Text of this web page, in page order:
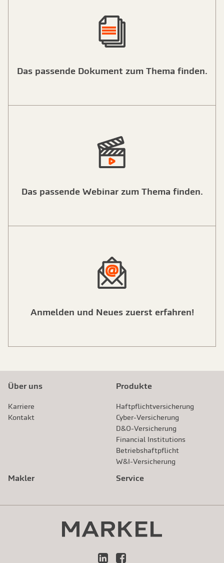
Das passende Dokument zum Thema finden.
Das passende Webinar zum Thema finden.
Anmelden und Neues zuerst erfahren!
Über uns
Karriere
Kontakt
Produkte
Haftpflichtversicherung
Cyber-Versicherung
D&O-Versicherung
Financial Institutions
Betriebshaftpflicht
W&I-Versicherung
Makler Service
LinkedInFacebook